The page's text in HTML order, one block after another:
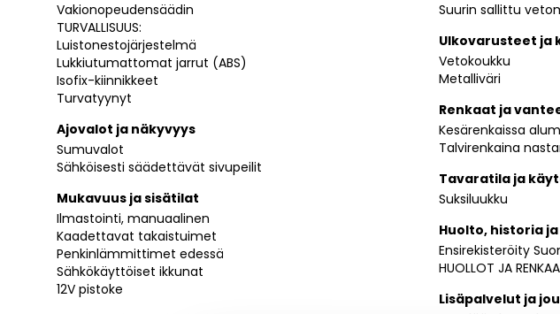
Vakionopeudensäädin
TURVALLISUUS:
Luistonestojärjestelmä
Lukkiutumattomat jarrut (ABS)
Isofix-kiinnikkeet
Turvatyynyt
Ajovalot ja näkyvyys
Sumuvalot
Sähköisesti säädettävät sivupeilit
Mukavuus ja sisätilat
Ilmastointi, manuaalinen
Kaadettavat takaistuimet
Penkinlämmittimet edessä
Sähkökäyttöiset ikkunat
12V pistoke
Suurin sallittu
Ulkovarusteet ja
Vetokoukku
Metalliväri
Renkaat ja
Kesärenkaissa
Talvirenkaina
Tavaratila ja
Suksiluukku
Huolto, historia
Ensirekisteröity
HUOLLOT JA
Lisäpalvelut ja